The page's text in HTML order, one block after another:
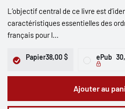
L’objectif central de ce livre est
caractéristiques essentielles des
français pour l...
Papier38,00 $ ePub
Ajouter au